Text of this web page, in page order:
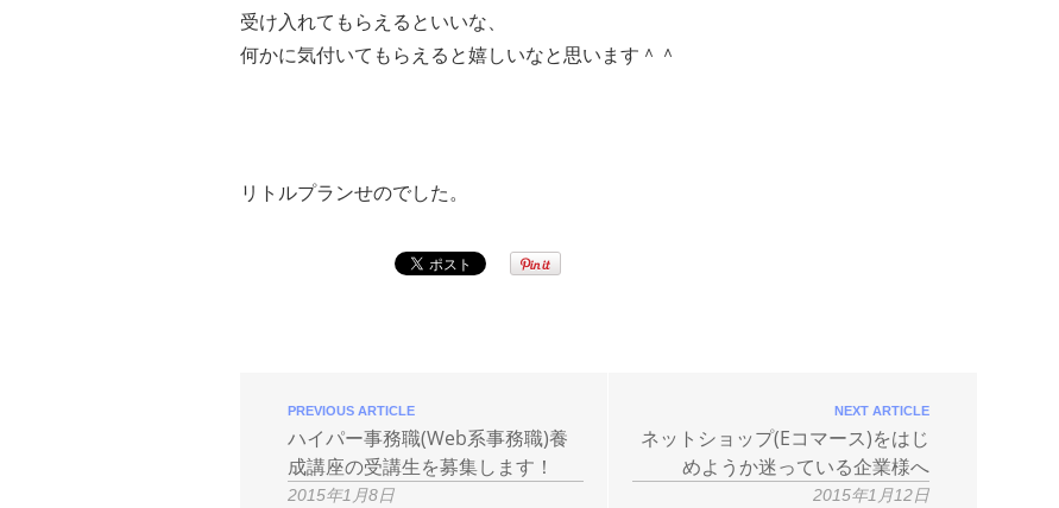
受け入れてもらえるといいな、
何かに気付いてもらえると嬉しいなと思います＾＾
リトルプランせのでした。
PREVIOUS ARTICLE
ハイパー事務職(Web系事務職)養
成講座の受講生を募集します！
2015年1月8日
NEXT ARTICLE
ネットショップ(Eコマース)をはじ
めようか迷っている企業様へ
2015年1月12日